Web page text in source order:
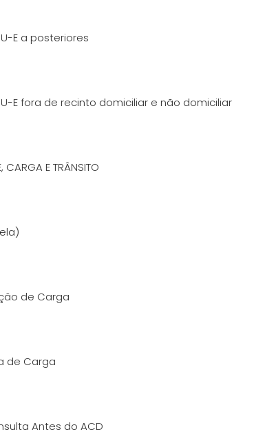
E a posteriores
E fora de recinto domiciliar e não domiciliar
CARGA E TRÂNSITO
de Carga
de Carga
Antes do ACD